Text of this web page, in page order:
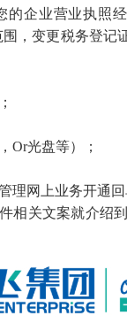
的企业营业执照
，变更税务登记
Or光盘等）；
理网上业务开通
相关文案就介绍